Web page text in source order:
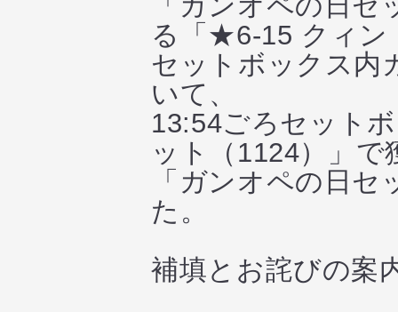
る「★6-15 クィン
セットボックス内
いて、
13:54ごろセット
ット（1124）」
「ガンオペの日
た。
補填とお詫びの案